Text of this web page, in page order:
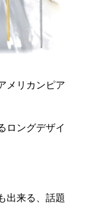
メリカンピア
ロングデザイ
出来る、話題